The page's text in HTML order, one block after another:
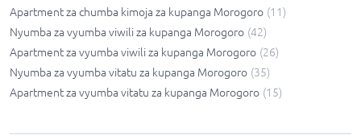
Apartment za chumba kimoja za kupanga Morogoro (11)
Nyumba za vyumba viwili za kupanga Morogoro (42)
Apartment za vyumba viwili za kupanga Morogoro (26)
Nyumba za vyumba vitatu za kupanga Morogoro (35)
Apartment za vyumba vitatu za kupanga Morogoro (15)